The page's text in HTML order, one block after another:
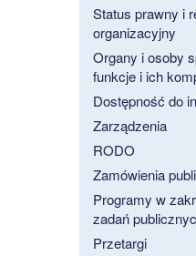
Status prawny i
organizacyjny
Organy i osoby
funkcje i ich
Dostępność do
Zarządzenia
RODO
Zamówienia
Programy w
zadań
Przetargi